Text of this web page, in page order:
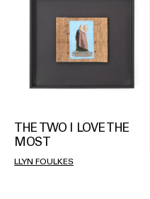
THE TWO I LOVE THE
MOST
LLYN FOULKES